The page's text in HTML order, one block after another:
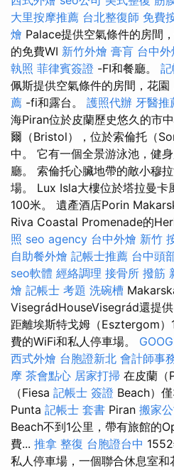
大里按摩推薦 台北整復師 免費
燴 Palace提供空氣條件的房間
的免費WI 新竹外燴 膏肓 台中外
執照 菲律賓簽證 -FI和餐廳。 記
佩斯提供空氣條件的房間，花園
薦 -fi和露台。 護照代辦 牙醫推
海Piran位於皮蘭歷史悠久的市
爾（Bristol），位於索倫托（
中。 它有一個全景游泳池，健
廳。 索倫托心臟地帶的敵小穆
場。 Lux Isla大樓位於塔拉曼卡
100米。 遺產酒店Porin
Riva Coastal Promenade的
照 seo agency 台中外燴 新竹
自助餐外燴 記帳士推薦 台中頭
seo軟體 經絡調理 接骨所 撥筋
燴 記帳士 考題 洗碗槽
VisegrádHouseVisegrád還提供
距離埃斯特戈姆（Esztergom
費的WiFi和私人停車場。
西式外燴 台胞證新北 會計師事
摩 茶會點心 居家打掃 在皮蘭（
（Fiesa 記帳士 簽證 Beach）
Punta 記帳士 套書 Piran 搬家
Beach不到1公里，帶有旅館的
費... 推拿 整復 台胞證台中
私人停車場，一個聯合休息室